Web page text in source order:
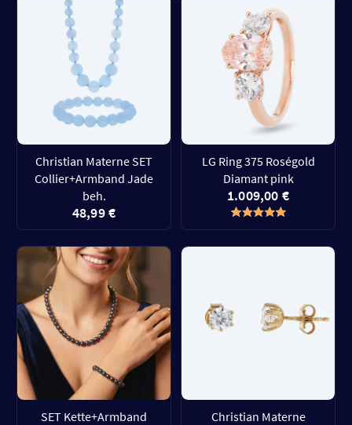
Christian Materne SET
Collier+Armband Jade
beh.
48,99 €
LG Ring 375 Roségold
Diamant pink
1.009,00 €
SET Kette+Armband
Christian Materne